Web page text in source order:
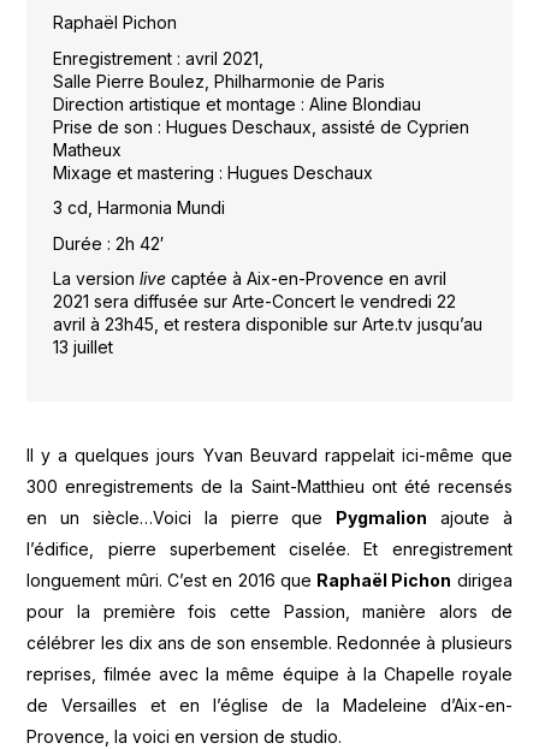
Raphaël Pichon
Enregistrement : avril 2021,
Salle Pierre Boulez, Philharmonie de Paris
Direction artistique et montage : Aline Blondiau
Prise de son : Hugues Deschaux, assisté de Cyprien
Matheux
Mixage et mastering : Hugues Deschaux
3 cd, Harmonia Mundi
Durée : 2h 42′
La version livecaptée à Aix-en-Provence en avril
2021 sera diffusée sur Arte-Concert le vendredi 22
avril à 23h45, et restera disponible sur Arte.tv jusqu’au
13 juillet
Il y a quelques jours Yvan Beuvard rappelait ici-même que
300 enregistrements de la Saint-Matthieu ont été recensés
en un siècle…Voici la pierre que Pygmalion ajoute à
l’édifice, pierre superbement ciselée. Et enregistrement
longuement mûri. C’est en 2016 que Raphaël Pichon dirigea
pour la première fois cette Passion, manière alors de
célébrer les dix ans de son ensemble. Redonnée à plusieurs
reprises, filmée avec la même équipe à la Chapelle royale
de Versailles et en l’église de la Madeleine d’Aix-en-
Provence, la voici en version de studio.